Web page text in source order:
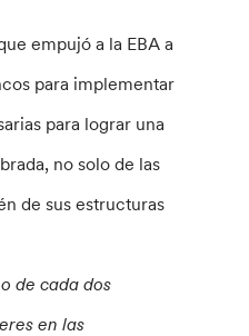
empujó a la EBA a
para implementar
para lograr una
no solo de las
de sus estructuras
de cada dos
en las